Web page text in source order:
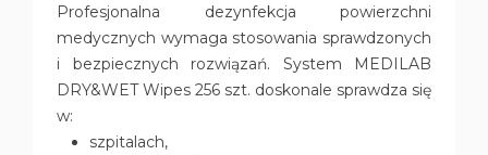
Profesjonalna dezynfekcja powierzchni
medycznych wymaga stosowania sprawdzonych
i bezpiecznych rozwiązań. System MEDILAB
DRY&WET Wipes 256 szt. doskonale sprawdza się
w:
szpitalach,